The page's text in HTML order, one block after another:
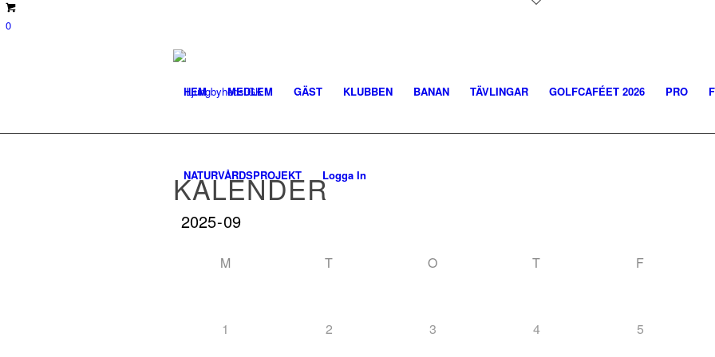
0
HEM MEDLEM GÄST KLUBBEN BANAN TÄVLINGAR GOLFCAFÉET 2026 PRO
NATURVÅRDSPROJEKT Logga In
KALENDER
M T O T F
1 2 3 4 5